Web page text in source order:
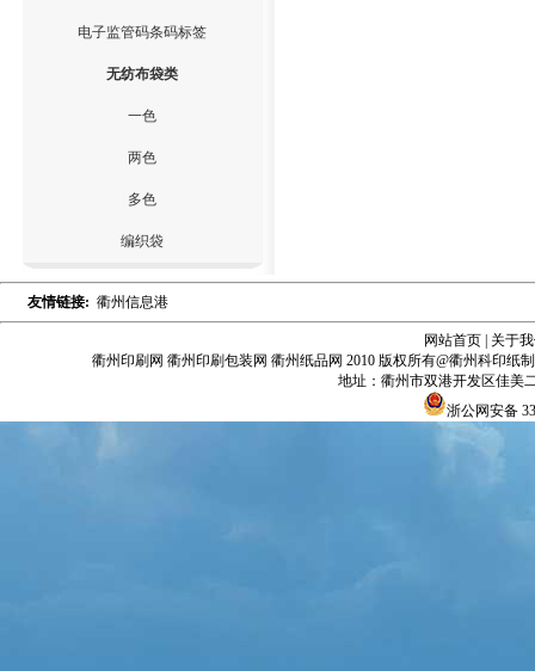
电子监管码条码标签
无纺布袋类
一色
两色
多色
编织袋
友情链接: 衢州信息港
网站首页|
关于
衢州印刷网 衢州印刷包装网 衢州纸品网 2010 版权所有@衢州科印纸
地址：衢州市双港开发区佳美
浙公网安备